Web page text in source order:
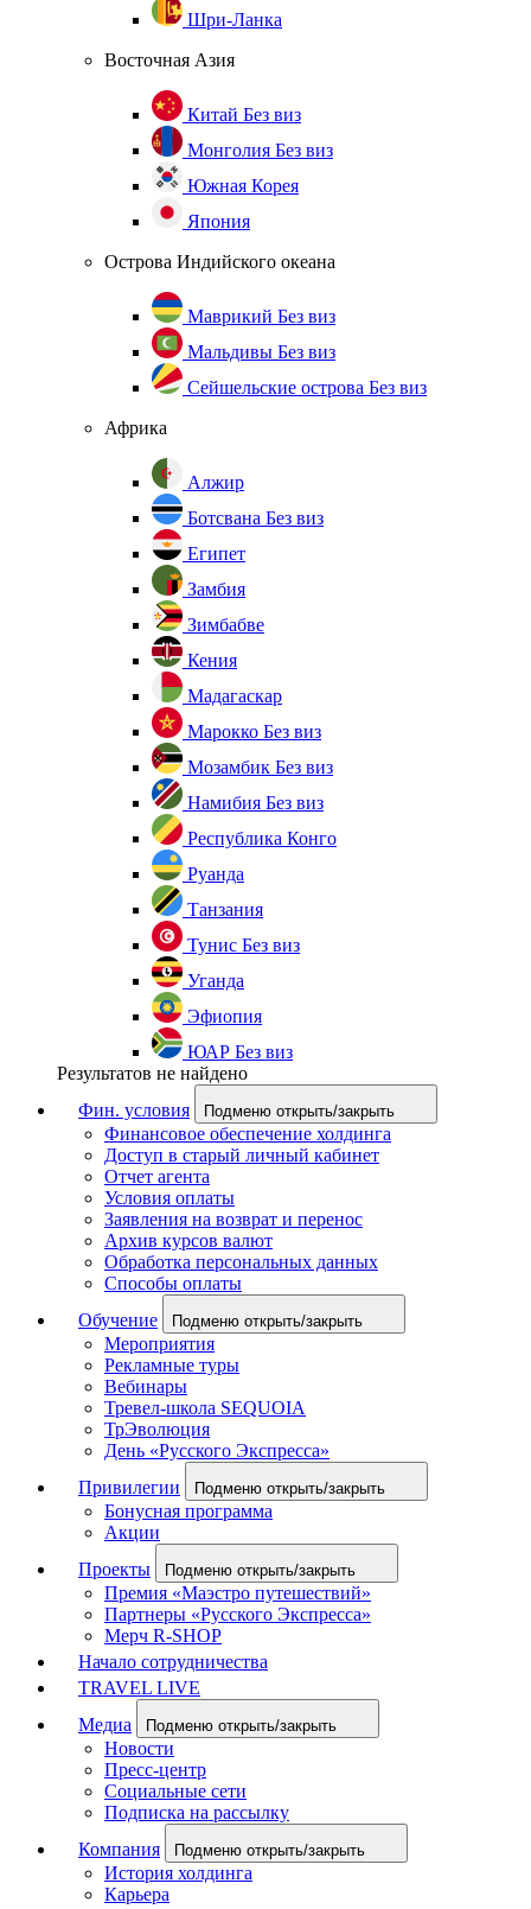
Шри-Ланка
Восточная Азия
Китай Без виз
Монголия Без виз
Южная Корея
Япония
Острова Индийского океана
Маврикий Без виз
Мальдивы Без виз
Сейшельские острова Без виз
Африка
Алжир
Ботсвана Без виз
Египет
Замбия
Зимбабве
Кения
Мадагаскар
Марокко Без виз
Мозамбик Без виз
Намибия Без виз
Республика Конго
Руанда
Танзания
Тунис Без виз
Уганда
Эфиопия
ЮАР Без виз
Результатов не найдено
Фин. условия
Подменю открыть/закрыть
Финансовое обеспечение холдинга
Доступ в старый личный кабинет
Отчет агента
Условия оплаты
Заявления на возврат и перенос
Архив курсов валют
Обработка персональных данных
Способы оплаты
Обучение
Подменю открыть/закрыть
Мероприятия
Рекламные туры
Вебинары
Тревел-школа SEQUOIA
ТрЭволюция
День «Русского Экспресса»
Привилегии
Подменю открыть/закрыть
Бонусная программа
Акции
Проекты
Подменю открыть/закрыть
Премия «Маэстро путешествий»
Партнеры «Русского Экспресса»
Мерч R-SHOP
Начало сотрудничества
TRAVEL LIVE
Медиа
Подменю открыть/закрыть
Новости
Пресс-центр
Социальные сети
Подписка на рассылку
Компания
Подменю открыть/закрыть
История холдинга
Карьера